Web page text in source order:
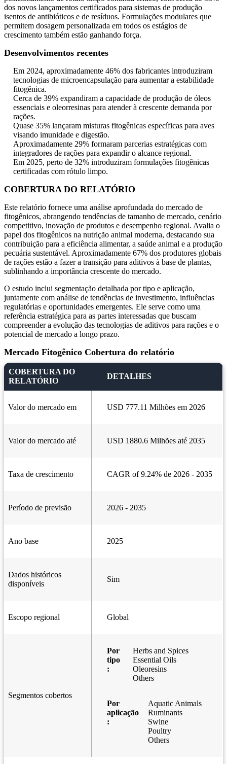
dos novos lançamentos certificados para sistemas de produção
isentos de antibióticos e de resíduos. Formulações modulares que
permitem dosagem personalizada em todos os estágios de
crescimento também estão ganhando força.
Desenvolvimentos recentes
Em 2024, aproximadamente 46% dos fabricantes introduziram
tecnologias de microencapsulação para aumentar a estabilidade
fitogênica.
Cerca de 39% expandiram a capacidade de produção de óleos
essenciais e oleorresinas para atender à crescente demanda por
rações.
Quase 35% lançaram misturas fitogênicas específicas para aves
visando imunidade e digestão.
Aproximadamente 29% formaram parcerias estratégicas com
integradores de rações para expandir o alcance regional.
Em 2025, perto de 32% introduziram formulações fitogênicas
certificadas com rótulo limpo.
COBERTURA DO RELATÓRIO
Este relatório fornece uma análise aprofundada do mercado de
fitogênicos, abrangendo tendências de tamanho de mercado, cenário
competitivo, inovação de produtos e desempenho regional. Avalia o
papel dos fitogênicos na nutrição animal moderna, destacando sua
contribuição para a eficiência alimentar, a saúde animal e a produção
pecuária sustentável. Aproximadamente 67% dos produtores globais
de rações estão a fazer a transição para aditivos à base de plantas,
sublinhando a importância crescente do mercado.
O estudo inclui segmentação detalhada por tipo e aplicação,
juntamente com análise de tendências de investimento, influências
regulatórias e oportunidades emergentes. Ele serve como uma
referência estratégica para as partes interessadas que buscam
compreender a evolução das tecnologias de aditivos para rações e o
potencial de mercado a longo prazo.
Mercado Fitogênico Cobertura do relatório
COBERTURA DO
RELATÓRIO
DETALHES
Valor do mercado em USD 777.11 Milhões em 2026
Valor do mercado até USD 1880.6 Milhões até 2035
Taxa de crescimento CAGR of 9.24% de 2026 - 2035
Período de previsão 2026 - 2035
Ano base 2025
Dados históricos
disponíveis
Sim
Escopo regional Global
Segmentos cobertos
Por
tipo
:
Herbs and Spices
Essential Oils
Oleoresins
Others
Por
aplicação
:
Aquatic Animals
Ruminants
Swine
Poultry
Others